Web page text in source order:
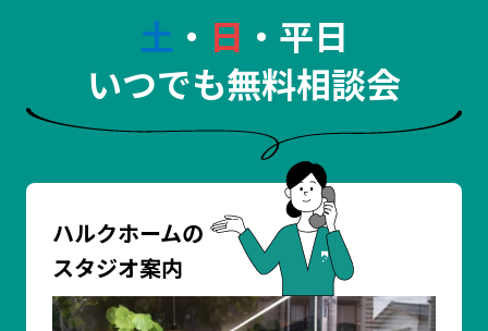
土 ・ 日 ・平日
いつでも無料相談会
ハルクホームの
スタジオ案内